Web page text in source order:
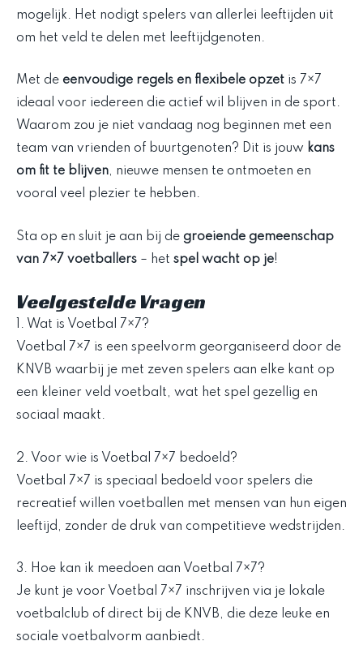
mogelijk. Het nodigt spelers van allerlei leeftijden uit
om het veld te delen met leeftijdgenoten.
Met de eenvoudige regels en flexibele opzet is 7×7
ideaal voor iedereen die actief wil blijven in de sport.
Waarom zou je niet vandaag nog beginnen met een
team van vrienden of buurtgenoten? Dit is jouw kans
om fit te blijven, nieuwe mensen te ontmoeten en
vooral veel plezier te hebben.
Sta op en sluit je aan bij de groeiende gemeenschap
van 7×7 voetballers – het spel wacht op je!
Veelgestelde Vragen
1. Wat is Voetbal 7×7?
Voetbal 7×7 is een speelvorm georganiseerd door de
KNVB waarbij je met zeven spelers aan elke kant op
een kleiner veld voetbalt, wat het spel gezellig en
sociaal maakt.
2. Voor wie is Voetbal 7×7 bedoeld?
Voetbal 7×7 is speciaal bedoeld voor spelers die
recreatief willen voetballen met mensen van hun eigen
leeftijd, zonder de druk van competitieve wedstrijden.
3. Hoe kan ik meedoen aan Voetbal 7×7?
Je kunt je voor Voetbal 7×7 inschrijven via je lokale
voetbalclub of direct bij de KNVB, die deze leuke en
sociale voetbalvorm aanbiedt.